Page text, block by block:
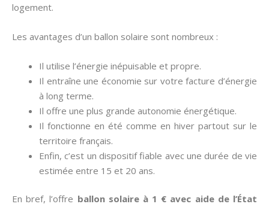
logement.
Les avantages d’un ballon solaire sont nombreux :
Il utilise l’énergie inépuisable et propre.
Il entraîne une économie sur votre facture d’énergie
à long terme.
Il offre une plus grande autonomie énergétique.
Il fonctionne en été comme en hiver partout sur le
territoire français.
Enfin, c’est un dispositif fiable avec une durée de vie
estimée entre 15 et 20 ans.
En bref, l’offre ballon solaire à 1 € avec aide de l’État